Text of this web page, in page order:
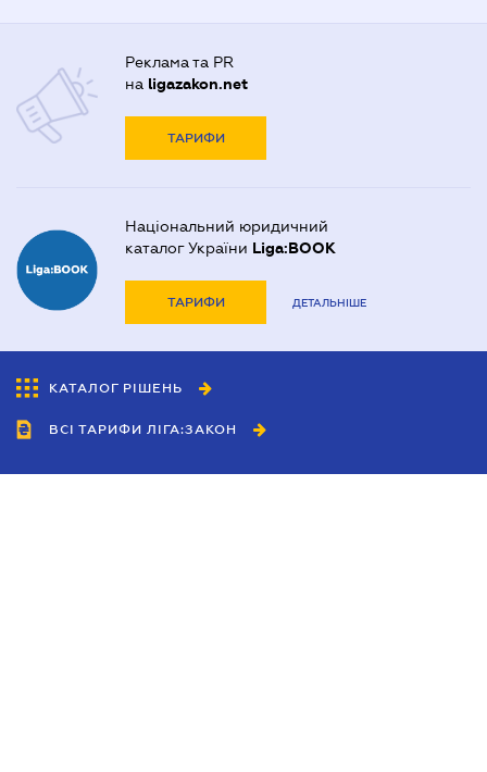
Реклама та PR
на ligazakon.net
ТАРИФИ
Національний юридичний
каталог України Liga:BOOK
ТАРИФИ ДЕТАЛЬНІШЕ
КАТАЛОГ РІШЕНЬ
ВСІ ТАРИФИ ЛІГА:ЗАКОН